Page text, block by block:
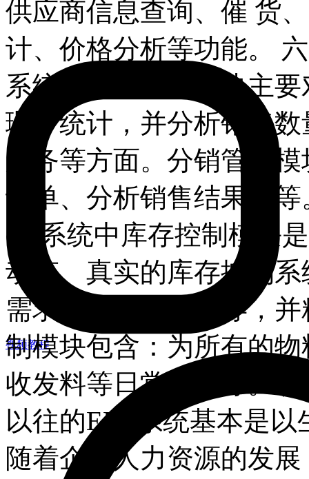
视频教程
供应商信息查询、催 货
计、价格分析等功能。
系统中分销管理模块主
理、统计，并分析销售
服务等方面。分销管理
订单、分析销售结果等
erp系统中库存控制模块
动态、真实的库存控制
需求、随时调整库存，
制模块包含：为所有的
收发料等日常业务等。
以往的ERP系统基本是
随着企业人力资源的发